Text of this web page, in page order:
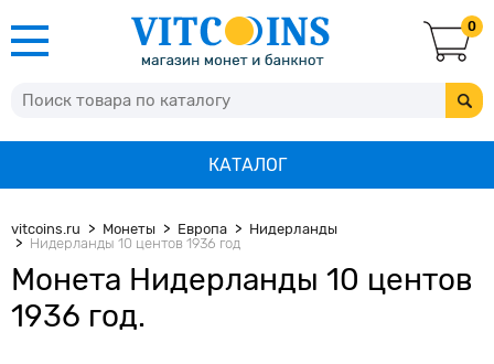
0
КАТАЛОГ
vitcoins.ru Монеты Европа
Нидерланды
Нидерланды 10 центов 1936 год
Монета Нидерланды 10 центов
1936 год.